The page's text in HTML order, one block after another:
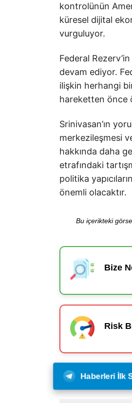
kontrolünün
küresel dijital
vurguluyor.
Federal
devam ediyor.
ilişkin herhangi
hareketten önce
Srinivasan’ın
merkezileşmesi
hakkında daha
etrafındaki
politika
önemli olacaktır.
Bu içerikteki
Bize
Risk
Haberleri İlk